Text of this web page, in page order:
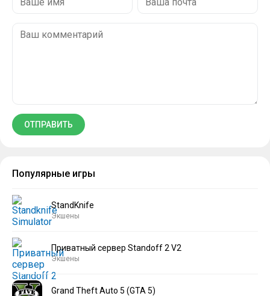
Популярные игры
StandKnife
Экшены
Приватный сервер Standoff 2 V2
Экшены
Grand Theft Auto 5 (GTA 5)